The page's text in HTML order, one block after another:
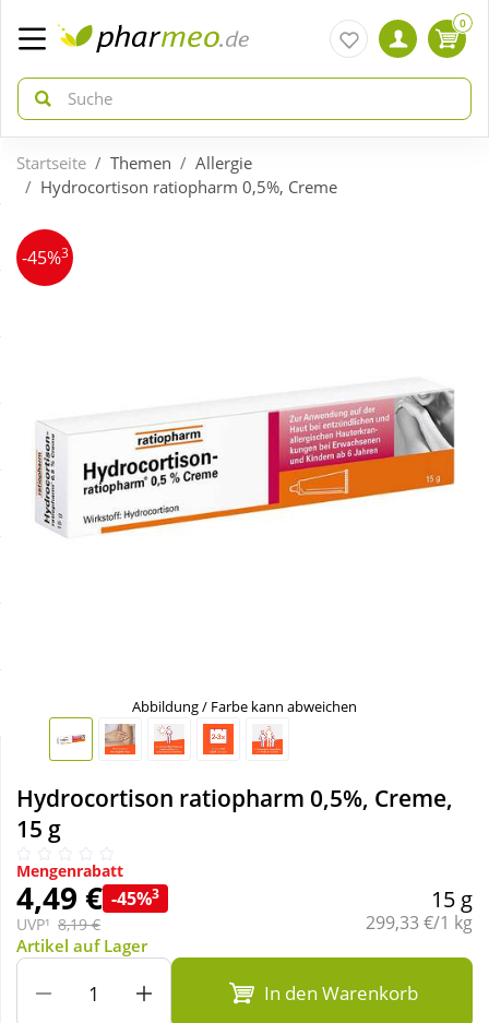
zurück
ÜBERSICHT AKTIONEN
Neuheiten
Sale
Täglich gut versorgt
zurück
ÜBERSICHT KATEGORIEN
Diabetes
Körperpflege & Kosmetik
Nahrungsergänzung
Sanitätshaus
Sport & Fitness
0
Startseite Themen
Allergie
Hydrocortison ratiopharm 0,5%, Creme
-45%3
Abbildung / Farbe kann abweichen
Hydrocortison ratiopharm 0,5%, Creme,
15 g
Mengenrabatt
4,49 € -45%3
UVP¹ 8,19 €
15 g
Grundpreis:
299,33 €/1 kg
Artikel auf Lager
In den Warenkorb